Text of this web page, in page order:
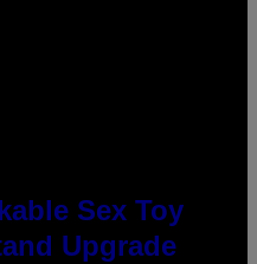
Sex Toy
Upgrade